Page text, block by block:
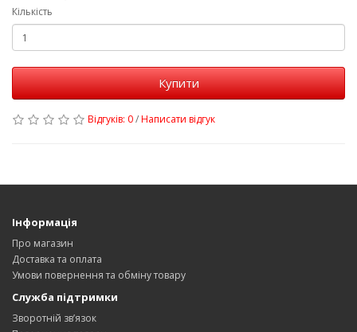
Кількість
Купити
Відгуків: 0/Написати відгук
Інформація
Про магазин
Доставка та оплата
Умови повернення та обміну товару
Служба підтримки
Зворотній зв’язок